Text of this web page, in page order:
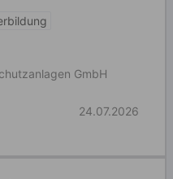
GmbH
24.07.2026